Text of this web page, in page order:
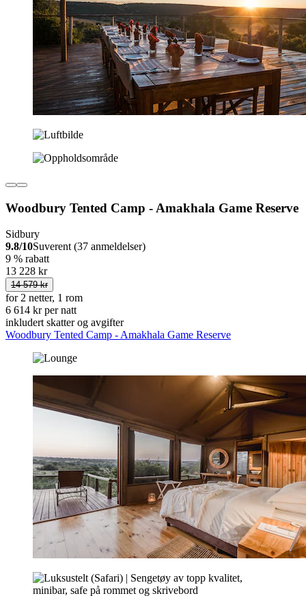
Woodbury Tented Camp - Amakhala Game Reserve
Sidbury
9.8/10Suverent (37 anmeldelser)
9 % rabatt
13 228 kr
14 579 kr
for 2 netter, 1 rom
6 614 kr per natt
inkludert skatter og avgifter
Woodbury Tented Camp - Amakhala Game Reserve